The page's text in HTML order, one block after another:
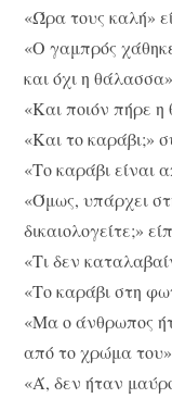
«Ώρα τους καλή»
«Ο γαμπρός
και όχι η
«Και ποιόν πήρε
«Και το καράβι;»
«Το καράβι είναι
«Όμως, υπάρχει
δικαιολογείτε;»
«Τι δεν
«Το καράβι στη
«Μα ο άνθρωπος
από το χρώμα
«Ά, δεν ήταν